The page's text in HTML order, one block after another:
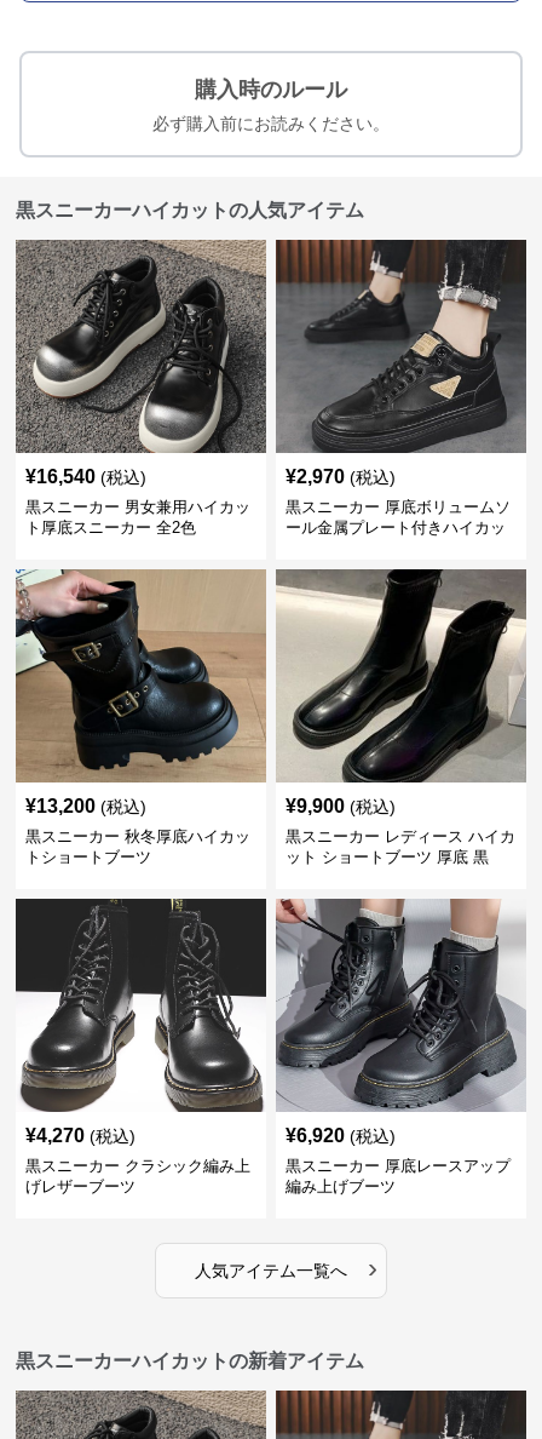
購入時のルール
必ず購入前にお読みください。
黒スニーカーハイカットの人気アイテム
¥16,540 (税込)
黒スニーカー 男女兼用ハイカッ
ト厚底スニーカー 全2色
¥2,970 (税込)
黒スニーカー 厚底ボリュームソ
ール金属プレート付きハイカッ
¥13,200 (税込)
黒スニーカー 秋冬厚底ハイカッ
トショートブーツ
¥9,900 (税込)
黒スニーカー レディース ハイカ
ット ショートブーツ 厚底 黒
¥4,270 (税込)
黒スニーカー クラシック編み上
げレザーブーツ
¥6,920 (税込)
黒スニーカー 厚底レースアップ
編み上げブーツ
人気アイテム一覧へ ›
黒スニーカーハイカットの新着アイテム